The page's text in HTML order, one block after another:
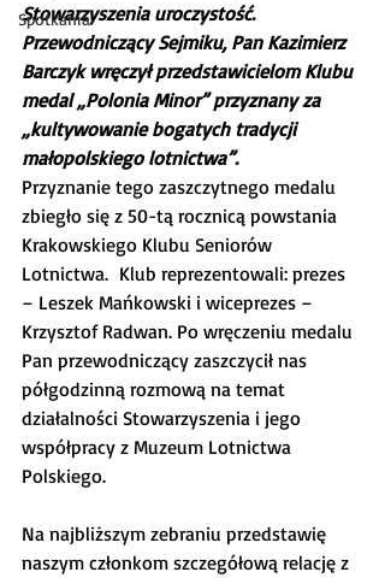
Spotkania
Stowarzyszenia uroczystość.
Przewodniczący Sejmiku, Pan Kazimierz
Barczyk wręczył przedstawicielom Klubu
medal „Polonia Minor” przyznany za
„kultywowanie bogatych tradycji
małopolskiego lotnictwa”.
Przyznanie tego zaszczytnego medalu
zbiegło się z 50-tą rocznicą powstania
Krakowskiego Klubu Seniorów
Lotnictwa.  Klub reprezentowali: prezes
– Leszek Mańkowski i wiceprezes –
Krzysztof Radwan. Po wręczeniu medalu
Pan przewodniczący zaszczycił nas
półgodzinną rozmową na temat
działalności Stowarzyszenia i jego
współpracy z Muzeum Lotnictwa
Polskiego.
Na najbliższym zebraniu przedstawię
naszym członkom szczegółową relację z